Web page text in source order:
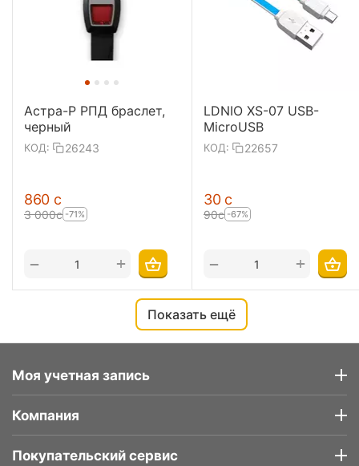
Астра-Р РПД браслет,
черный
КОД: 26243
‍860‍ с
3 000с -71%
+
−
LDNIO XS-07 USB-
MicroUSB
КОД: 22657
‍30‍ с
‍90‍с -67%
+
−
Показать ещё
Моя учетная запись
Компания
Покупательский сервис